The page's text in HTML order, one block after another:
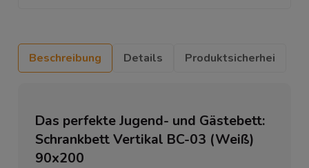
Beschreibung Details Produktsicherhei
Das perfekte Jugend- und Gästebett:
Schrankbett Vertikal BC-03 (Weiß)
90x200